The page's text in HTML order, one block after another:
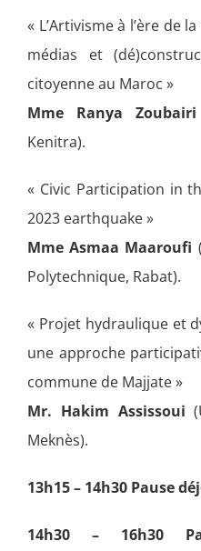
« L’Artivisme à l’ère de
médias et
citoyenne au Maroc »
Mme Ranya Zoubairi
Kenitra).
« Civic Participation in
2023 earthquake »
Mme Asmaa Maaroufi
Polytechnique, Rabat).
« Projet hydraulique et
une approche
commune de Majjate »
Mr. Hakim Assissoui
Meknès).
13h15 – 14h30 Pause
14h30 – 16h30